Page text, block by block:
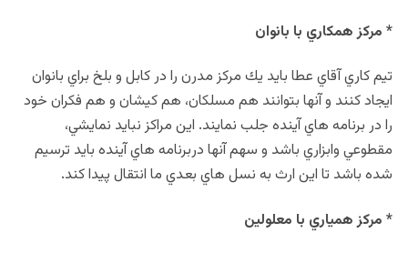
* مركز همكاري با بانوان
تيم كاري آقاي عطا بايد يك مركز مدرن را در كابل و بلخ براي بانوان
ايجاد كنند و آنها بتوانند هم مسلكان، هم كيشان و هم فكران خود
را در برنامه هاي آينده جلب نمايند. اين مراكز نبايد نمايشي،
مقطوعي وابزاري باشد و سهم آنها دربرنامه هاي آينده بايد ترسيم
شده باشد تا اين ارث به نسل هاي بعدي ما انتقال پيدا كند.
* مركز همياري با معلولين